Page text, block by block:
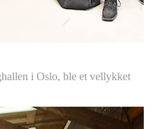
i Oslo, ble et vellykket